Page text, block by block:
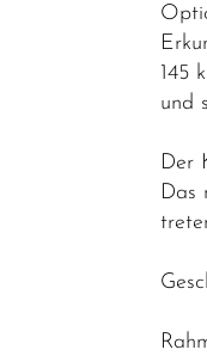
145
und
Der
Das